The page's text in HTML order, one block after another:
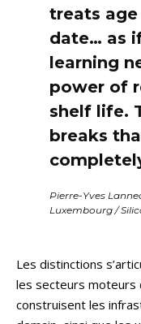
treats age
date… as
learning
power of
shelf life.
breaks
Pierre-Yves
Luxembourg /
Les distinctions
les secteurs moteurs
construisent les